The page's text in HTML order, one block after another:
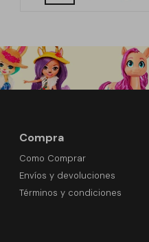
Compra
Como Comprar
Envíos y devoluciones
Términos y condiciones